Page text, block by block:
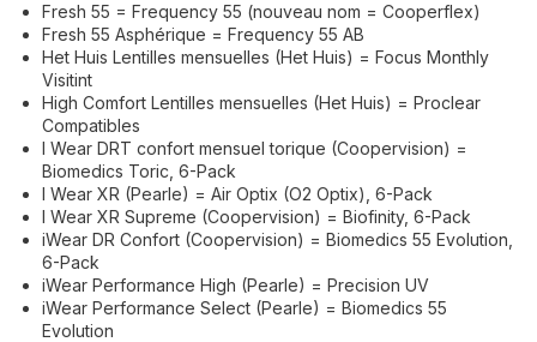
Fresh 55 = Frequency 55 (nouveau nom = Cooperflex)
Fresh 55 Asphérique = Frequency 55 AB
Het Huis Lentilles mensuelles (Het Huis) = Focus Monthly
Visitint
High Comfort Lentilles mensuelles (Het Huis) = Proclear
Compatibles
I Wear DRT confort mensuel torique (Coopervision) =
Biomedics Toric, 6-Pack
I Wear XR (Pearle) = Air Optix (O2 Optix), 6-Pack
I Wear XR Supreme (Coopervision) = Biofinity, 6-Pack
iWear DR Confort (Coopervision) = Biomedics 55 Evolution,
6-Pack
iWear Performance High (Pearle) = Precision UV
iWear Performance Select (Pearle) = Biomedics 55
Evolution